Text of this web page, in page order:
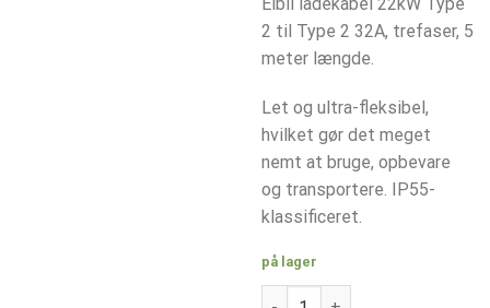
var:
€189.00.
er:
2 til Type 2 32A, trefaser, 5
meter længde.
Let og ultra-fleksibel,
hvilket gør det meget
nemt at bruge, opbevare
og transportere. IP55-
klassificeret.
på lager
Elbil ladekabel 22kW, Type 2